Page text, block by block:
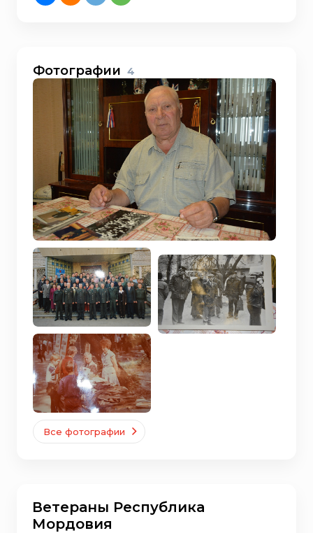
Фотографии 4
Все фотографии
Ветераны Республика
Мордовия